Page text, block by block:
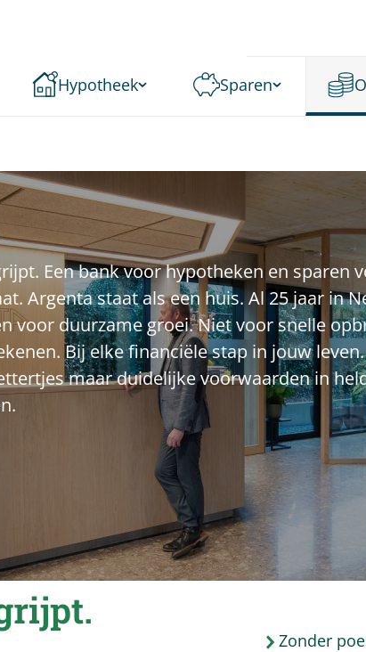
Hypotheek Sparen
Een bank voor hypotheken en sparen
Argenta staat als een huis. Al 25 jaar in
voor duurzame groei. Niet voor snelle
Bij elke financiële stap in jouw
maar duidelijke voorwaarden in
Zonder